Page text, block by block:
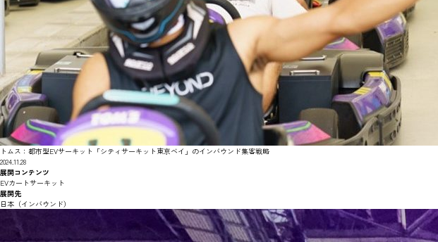
トムス：都市型EVサーキット「シティサーキット東京ベイ」のインバウンド集客戦略
2024.11.28
展開コンテンツ
EVカートサーキット
展開先
日本（インバウンド）